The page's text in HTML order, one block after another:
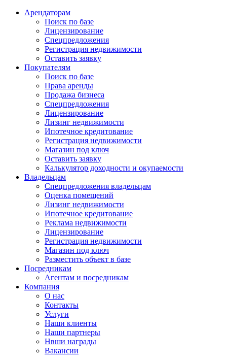
Арендаторам
Поиск по базе
Лицензирование
Спецпредложения
Регистрация недвижимости
Оставить заявку
Покупателям
Поиск по базе
Права аренды
Продажа бизнеса
Спецпредложения
Лицензирование
Лизинг недвижимости
Ипотечное кредитование
Регистрация недвижимости
Магазин под ключ
Оставить заявку
Калькулятор доходности и окупаемости
Владельцам
Спецпредложения владельцам
Оценка помещений
Лизинг недвижимости
Ипотечное кредитование
Реклама недвижимости
Лицензирование
Регистрация недвижимости
Магазин под ключ
Разместить объект в базе
Посредникам
Агентам и посредникам
Компания
О нас
Контакты
Услуги
Наши клиенты
Наши партнеры
Нвши награды
Вакансии